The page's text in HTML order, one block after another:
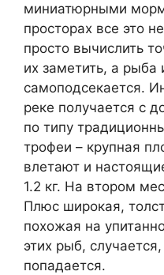
миниатюрными
просторах все это
просто вычислить
их заметить, а рыба
самоподсекается.
реке получается с
по типу
трофеи – крупная
влетают и
1.2 кг. На втором
Плюс широкая,
похожая на
этих рыб,
попадается.